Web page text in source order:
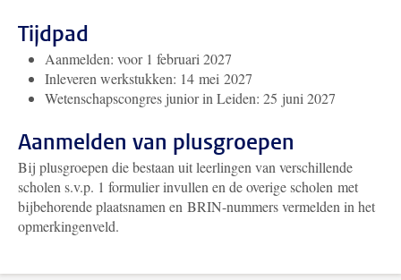
Tijdpad
Aanmelden: voor 1 februari 2027
Inleveren werkstukken: 14 mei 2027
Wetenschapscongres junior in Leiden: 25 juni 2027
Aanmelden van plusgroepen
Bij plusgroepen die bestaan uit leerlingen van verschillende
scholen s.v.p. 1 formulier invullen en de overige scholen met
bijbehorende plaatsnamen en BRIN-nummers vermelden in het
opmerkingenveld.